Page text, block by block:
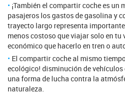
¡También el compartir coche es
pasajeros los gastos de gasolina y
trayecto largo representa
menos costoso que viajar solo en tu
económico que hacerlo en tren o
El compartir coche al mismo
ecológico! disminución de vehículos
una forma de lucha contra la
naturaleza.